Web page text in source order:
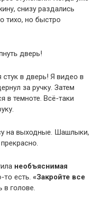
снизу раздались
тихо, но быстро
дверь!
в дверь! Я видео в
за ручку. Затем
в темноте. Всё-таки
на выходные. Шашлыки,
необъяснимая
то есть. «Закройте все
в голове.